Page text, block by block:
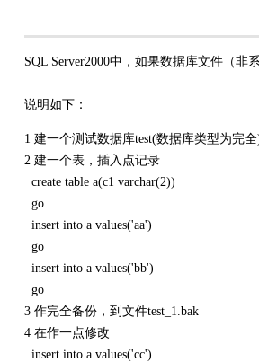
SQL Server2000中，如果数据库文件（非
说明如下：
1 建一个测试数据库test(数据库类型为完全
2 建一个表，插入点记录
create table a(c1 varchar(2))
go
insert into a values('aa')
go
insert into a values('bb')
go
3 作完全备份，到文件test_1.bak
4 在作一点修改
insert into a values('cc')